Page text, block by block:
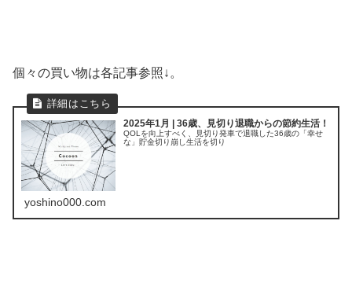
個々の買い物は各記事参照↓。
2025年1月 | 36歳、見切り退職からの節約生活！
QOLを向上すべく、見切り発車で退職した36歳の「幸せ
な」貯金切り崩し生活を切り
yoshino000.com